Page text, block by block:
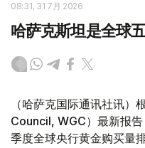
08:31, 31 7月 2026
哈萨克斯坦是全球
（哈萨克国际通讯社讯
Council, WGC）最新报
季度全球央行黄金购买量